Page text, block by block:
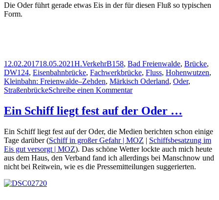
Die Oder führt gerade etwas Eis in der für diesen Fluß so typischen
Form.
Veröffentlicht
am
12.02.201718.05.2021Autor
H.Kategorien
VerkehrSchlagwörter
B158, Bad Freienwalde, Brücke,
DW124, Eisenbahnbrücke, Fachwerkbrücke, Fluss, Hohenwutzen,
Kleinbahn: Freienwalde–Zehden, Märkisch Oderland, Oder,
StraßenbrückeSchreibe einen Kommentarzu
Hohenwutzen
über
Oder
Ein Schiff liegt fest auf der Oder …
Ein Schiff liegt fest auf der Oder, die Medien berichten schon einige
Tage darüber (Schiff in großer Gefahr | MOZ | Schiffsbesatzung im
Eis gut versorgt | MOZ). Das schöne Wetter lockte auch mich heute
aus dem Haus, den Verband fand ich allerdings bei Manschnow und
nicht bei Reitwein, wie es die Pressemitteilungen suggerierten.